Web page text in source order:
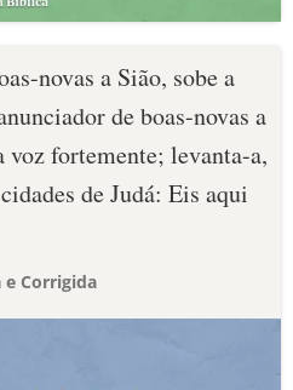
novas a Sião, sobe a
de boas-novas a
voz fortemente; levanta-a,
de Judá: Eis aqui
e Corrigida